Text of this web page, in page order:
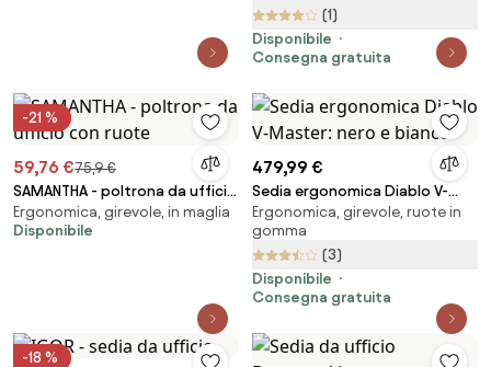
(1)
Disponibile
Consegna gratuita
-21 %
59,76 €75,9 €
SAMANTHA - poltrona da ufficio
con ruote
Ergonomica, girevole, in maglia
Disponibile
479,99 €
Sedia ergonomica Diablo V-
Master: nero e bianco
Ergonomica, girevole, ruote in
gomma
(3)
Disponibile
Consegna gratuita
-18 %